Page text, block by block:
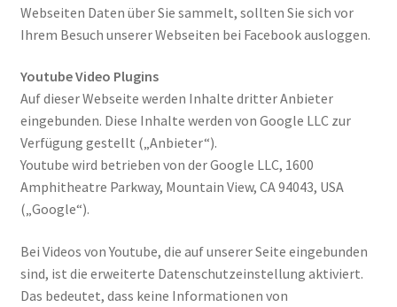
Webseiten Daten über Sie sammelt, sollten Sie sich vor
Ihrem Besuch unserer Webseiten bei Facebook ausloggen.
Youtube Video Plugins
Auf dieser Webseite werden Inhalte dritter Anbieter
eingebunden. Diese Inhalte werden von Google LLC zur
Verfügung gestellt („Anbieter“).
Youtube wird betrieben von der Google LLC, 1600
Amphitheatre Parkway, Mountain View, CA 94043, USA
(„Google“).
Bei Videos von Youtube, die auf unserer Seite eingebunden
sind, ist die erweiterte Datenschutzeinstellung aktiviert.
Das bedeutet, dass keine Informationen von